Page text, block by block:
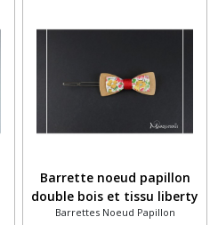
Barrette noeud papillon
double bois et tissu liberty
champêtre
Barrettes Noeud Papillon